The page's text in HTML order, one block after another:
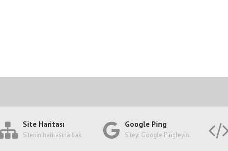
Site Haritası
Sitenin haritasına bak
Google Ping
Siteyi Google Pingleyin.